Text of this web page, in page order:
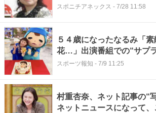
じゃないからね」
スポニチアネックス - 7/28 11:58
５４歳になったなるみ「
花…」出演番組での“サプ
感激
スポーツ報知 - 7/9 11:25
村重杏奈、ネット記事の“
ネットニュースになって